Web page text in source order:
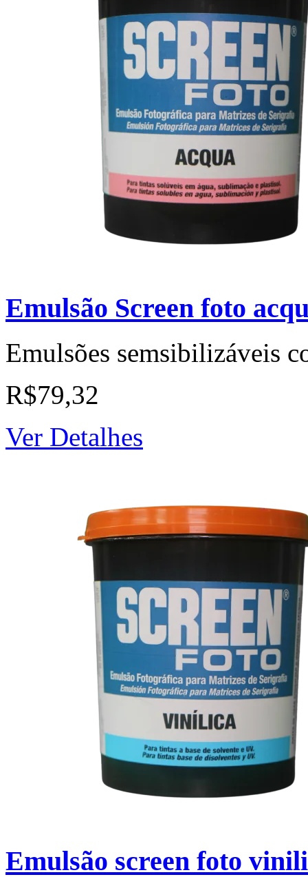
Emulsão Screen foto
Emulsões semsibilizáveis
R$79,32
Ver Detalhes
Emulsão screen foto